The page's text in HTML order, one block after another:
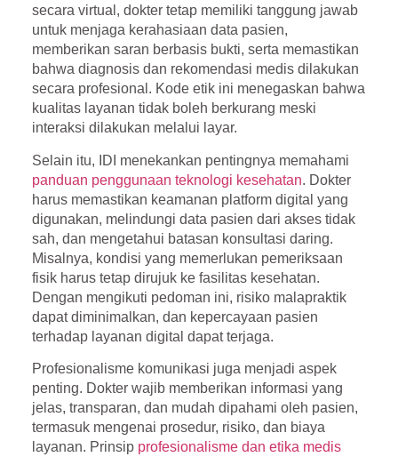
secara virtual, dokter tetap memiliki tanggung jawab
untuk menjaga kerahasiaan data pasien,
memberikan saran berbasis bukti, serta memastikan
bahwa diagnosis dan rekomendasi medis dilakukan
secara profesional. Kode etik ini menegaskan bahwa
kualitas layanan tidak boleh berkurang meski
interaksi dilakukan melalui layar.
Selain itu, IDI menekankan pentingnya memahami
panduan penggunaan teknologi kesehatan. Dokter
harus memastikan keamanan platform digital yang
digunakan, melindungi data pasien dari akses tidak
sah, dan mengetahui batasan konsultasi daring.
Misalnya, kondisi yang memerlukan pemeriksaan
fisik harus tetap dirujuk ke fasilitas kesehatan.
Dengan mengikuti pedoman ini, risiko malapraktik
dapat diminimalkan, dan kepercayaan pasien
terhadap layanan digital dapat terjaga.
Profesionalisme komunikasi juga menjadi aspek
penting. Dokter wajib memberikan informasi yang
jelas, transparan, dan mudah dipahami oleh pasien,
termasuk mengenai prosedur, risiko, dan biaya
layanan. Prinsip profesionalisme dan etika medis